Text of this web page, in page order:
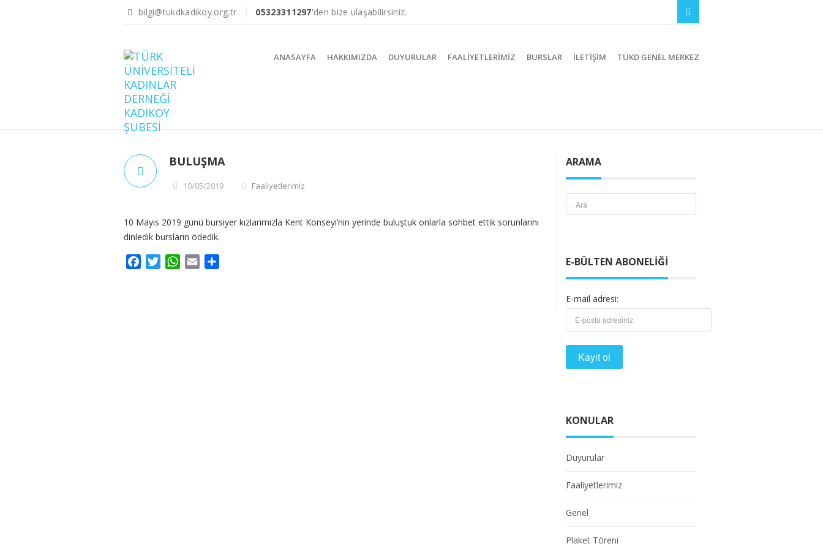
bilgi@tukdkadikoy.org.tr 05323311297'den bize ulaşabilirsiniz.
ANASAYFA HAKKIMIZDA DUYURULAR FAALIYETLERIMIZ BURSLAR İLETIŞIM TÜKD GENEL MERKEZ
BULUŞMA
10/05/2019 Faaliyetlerimiz
10 Mayıs 2019 günü bursiyer kızlarımızla Kent Konseyi’nin yerinde buluştuk onlarla sohbet ettik sorunlarını
dinledik bursların ödedik.
FacebookTwitterWhatsApp
Email
ARAMA
E-BÜLTEN ABONELIĞI
E-mail adresi:
KONULAR
Duyurular
Faaliyetlerimiz
Genel
Plaket Töreni